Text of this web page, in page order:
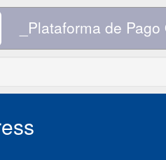
_Plataforma de